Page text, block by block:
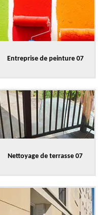
Entreprise de peinture 07
Nettoyage de terrasse 07